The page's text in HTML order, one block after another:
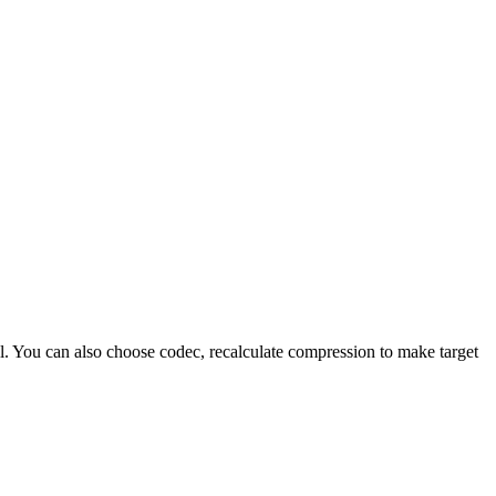
can also choose codec, recalculate compression to make target